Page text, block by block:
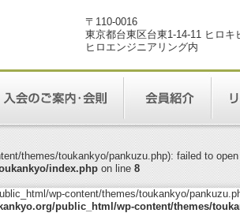
〒110-0016
東京都台東区台東1-14-11 ヒロキ
ヒロエンジニアリング内
themes/toukankyo/pankuzu.php): failed to
index.phpon line8
wp-content/themes/toukankyo/
public_html/wp-content/themes/